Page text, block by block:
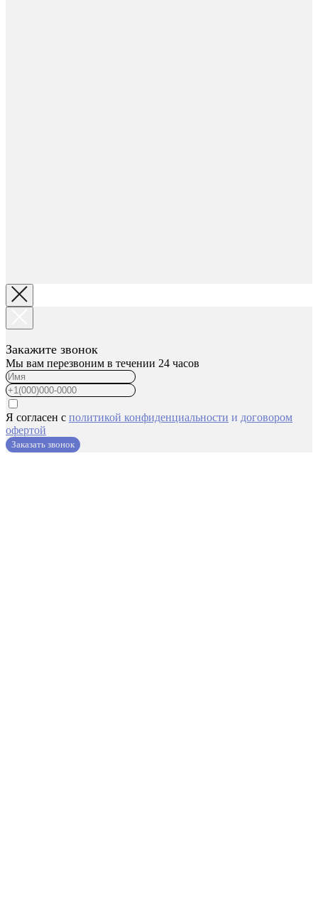
Закажите звонок
Мы вам перезвоним в течении 24 часов
Я согласен с политикой конфиденциальности и договором
офертой
Заказать звонок